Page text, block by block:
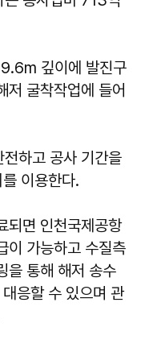
깊이에 발진구
저 굴착작업에 들어
하고 공사 기간을
이용한다.
되면 인천국제공항
이 가능하고 수질측
을 통해 해저 송수
응할 수 있으며 관